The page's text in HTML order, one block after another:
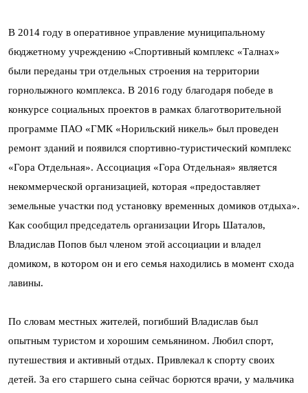
В 2014 году в оперативное управление муниципальному
бюджетному учреждению «Спортивный комплекс «Талнах»
были переданы три отдельных строения на территории
горнолыжного комплекса. В 2016 году благодаря победе в
конкурсе социальных проектов в рамках благотворительной
программе ПАО «ГМК «Норильский никель» был проведен
ремонт зданий и появился спортивно-туристический комплекс
«Гора Отдельная». Ассоциация «Гора Отдельная» является
некоммерческой организацией, которая «предоставляет
земельные участки под установку временных домиков отдыха».
Как сообщил председатель организации Игорь Шаталов,
Владислав Попов был членом этой ассоциации и владел
домиком, в котором он и его семья находились в момент схода
лавины.
По словам местных жителей, погибший Владислав был
опытным туристом и хорошим семьянином. Любил спорт,
путешествия и активный отдых. Привлекал к спорту своих
детей. За его старшего сына сейчас борются врачи, у мальчика